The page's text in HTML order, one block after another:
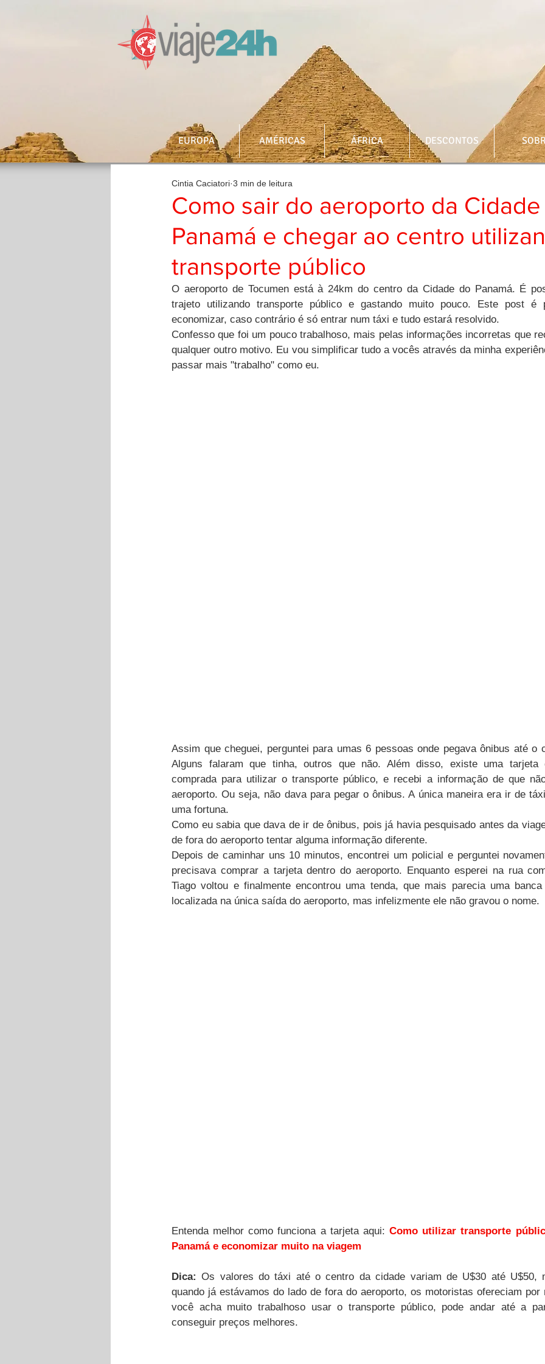
EUROPA AMÉRICAS ÁFRICA DESCONTOS
Como sair do aeroporto da
Panamá e chegar ao centro
transporte público
Cintia Caciatori 3 min de leitura
O aeroporto de Tocumen está à 24km do centro da Cidade do Panamá. É
trajeto utilizando transporte público e gastando muito pouco. Este post é
economizar, caso contrário é só entrar num táxi e tudo estará resolvido.
Confesso que foi um pouco trabalhoso, mais pelas informações incorretas que
qualquer outro motivo. Eu vou simplificar tudo a vocês através da minha
passar mais "trabalho" como eu.
Assim que cheguei, perguntei para umas 6 pessoas onde pegava ônibus até o
Alguns falaram que tinha, outros que não. Além disso, existe uma tarjeta
comprada para utilizar o transporte público, e recebi a informação de que
aeroporto. Ou seja, não dava para pegar o ônibus. A única maneira era ir de
uma fortuna.
Como eu sabia que dava de ir de ônibus, pois já havia pesquisado antes da
de fora do aeroporto tentar alguma informação diferente.
Depois de caminhar uns 10 minutos, encontrei um policial e perguntei
precisava comprar a tarjeta dentro do aeroporto. Enquanto esperei na rua
Tiago voltou e finalmente encontrou uma tenda, que mais parecia uma
localizada na única saída do aeroporto, mas infelizmente ele não gravou o nome.
Entenda melhor como funciona a tarjeta aqui: Como utilizar transporte
Panamá e economizar muito na viagem
Dica: Os valores do táxi até o centro da cidade variam de U$30 até U$50,
quando já estávamos do lado de fora do aeroporto, os motoristas ofereciam por
você acha muito trabalhoso usar o transporte público, pode andar até a
conseguir preços melhores.